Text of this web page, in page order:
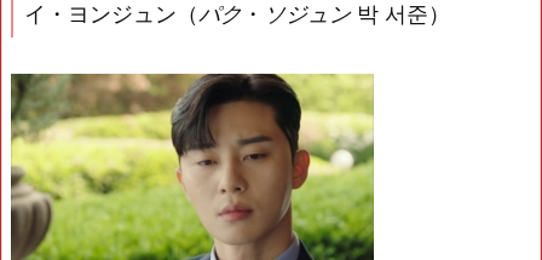
イ・ヨンジュン （パク ・ ソジュン 박 서준）